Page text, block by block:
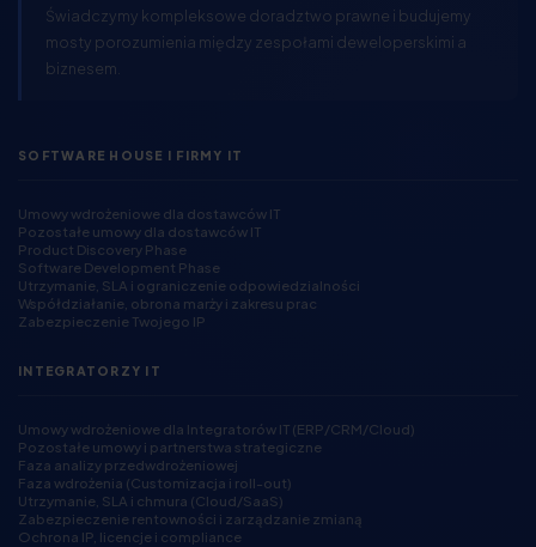
Świadczymy kompleksowe doradztwo prawne i budujemy
mosty porozumienia między zespołami deweloperskimi a
biznesem.
SOFTWARE HOUSE I FIRMY IT
Umowy wdrożeniowe dla dostawców IT
Pozostałe umowy dla dostawców IT
Product Discovery Phase
Software Development Phase
Utrzymanie, SLA i ograniczenie odpowiedzialności
Współdziałanie, obrona marży i zakresu prac
Zabezpieczenie Twojego IP
INTEGRATORZY IT
Umowy wdrożeniowe dla Integratorów IT (ERP/CRM/Cloud)
Pozostałe umowy i partnerstwa strategiczne
Faza analizy przedwdrożeniowej
Faza wdrożenia (Customizacja i roll-out)
Utrzymanie, SLA i chmura (Cloud/SaaS)
Zabezpieczenie rentowności i zarządzanie zmianą
Ochrona IP, licencje i compliance